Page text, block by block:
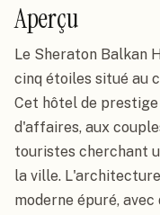
Aperçu
Le Sheraton Balkan
cinq étoiles situé au
Cet hôtel de
d'affaires, aux
touristes cherchant
la ville.
moderne épuré,